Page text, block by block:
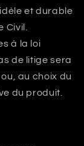
et durable
à la loi
de litige sera
au choix du
du produit.